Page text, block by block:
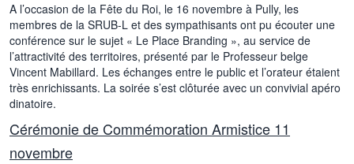
A l’occasion de la Fête du Roi, le 16 novembre à Pully, les
membres de la SRUB-L et des sympathisants ont pu écouter une
conférence sur le sujet « Le Place Branding », au service de
l’attractivité des territoires, présenté par le Professeur belge
Vincent Mabillard. Les échanges entre le public et l’orateur étaient
très enrichissants. La soirée s’est clôturée avec un convivial apéro
dinatoire.
Cérémonie de Commémoration Armistice 11
novembre